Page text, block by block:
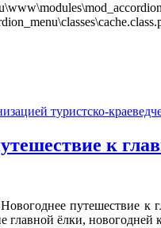
к
путешествие к
главной ёлки,